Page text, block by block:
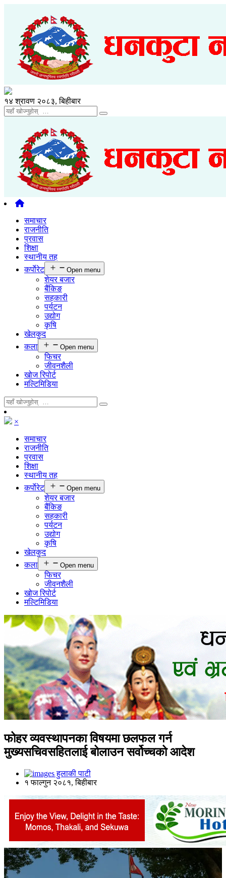
१४ श्रावण २०८३, बिहीबार
समाचार
राजनीति
प्रवास
शिक्षा
स्थानीय तह
कर्पाेरेट
Open menu
शेयर बजार
बैंकिङ
सहकारी
पर्यटन
उद्योग
कृषि
खेलकुद
कला
Open menu
फिचर
जीवनशैली
खोज रिपोर्ट
मल्टिमिडिया
×
समाचार
राजनीति
प्रवास
शिक्षा
स्थानीय तह
कर्पाेरेट
Open menu
शेयर बजार
बैंकिङ
सहकारी
पर्यटन
उद्योग
कृषि
खेलकुद
कला
Open menu
फिचर
जीवनशैली
खोज रिपोर्ट
मल्टिमिडिया
फोहर व्यवस्थापनका विषयमा छलफल गर्न
मुख्यसचिवसहितलाई बोलाउन सर्वोच्चको आदेश
हुलाकी पाटी
१ फाल्गुन २०८१, बिहीबार